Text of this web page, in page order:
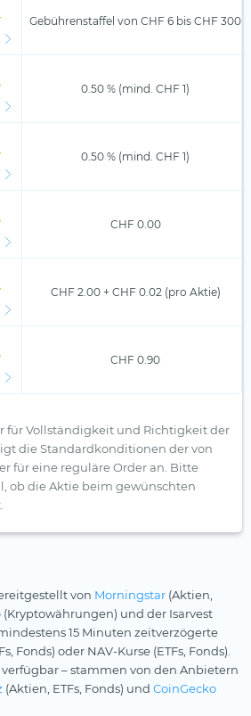
Gebührenstaffel von CHF 6 bis CHF 300
0.50 % (mind. CHF 1)
0.50 % (mind. CHF 1)
CHF 0.00
CHF 2.00 + CHF 0.02 (pro Aktie)
CHF 0.90
für Vollständigkeit und Richtigkeit der
die Standardkonditionen der von
für eine reguläre Order an. Bitte
ob die Aktie beim gewünschten
von Morningstar (Aktien,
(Kryptowährungen) und der Isarvest
15 Minuten zeitverzögerte
Fonds) oder NAV-Kurse (ETFs, Fonds).
verfügbar – stammen von den Anbietern
(Aktien, ETFs, Fonds) und CoinGecko